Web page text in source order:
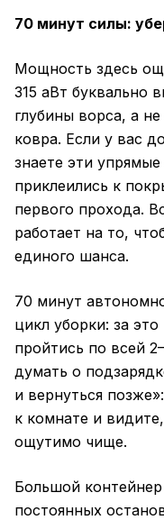
70 минут силы:
Мощность здесь
315 аВт буквально
глубины ворса, а
ковра. Если у вас
знаете эти
приклеились к
первого прохода.
работает на то,
единого шанса.
70 минут
цикл уборки: за
пройтись по всей
думать о
и вернуться
к комнате и
ощутимо чище.
Большой
постоянных